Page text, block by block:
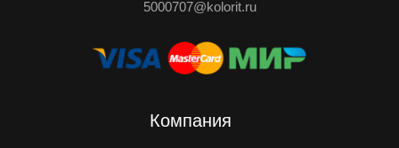
5000707@kolorit.ru
Компания